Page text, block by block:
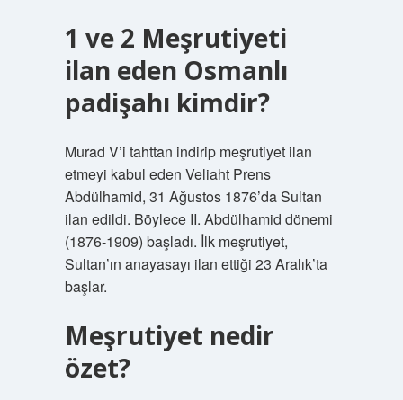
1 ve 2 Meşrutiyeti
ilan eden Osmanlı
padişahı kimdir?
Murad V’i tahttan indirip meşrutiyet ilan
etmeyi kabul eden Veliaht Prens
Abdülhamid, 31 Ağustos 1876’da Sultan
ilan edildi. Böylece II. Abdülhamid dönemi
(1876-1909) başladı. İlk meşrutiyet,
Sultan’ın anayasayı ilan ettiği 23 Aralık’ta
başlar.
Meşrutiyet nedir
özet?